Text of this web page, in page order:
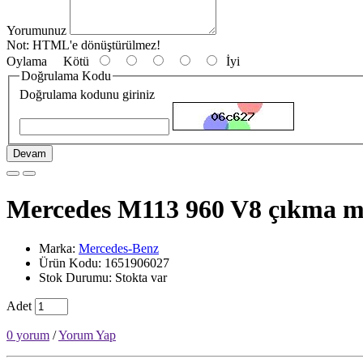
Yorumunuz
Not: HTML'e dönüştürülmez!
Oylama Kötü
İyi
Doğrulama Kodu
Doğrulama kodunu giriniz
Devam
Mercedes M113 960 V8 çıkma
Marka: Mercedes-Benz
Ürün Kodu: 1651906027
Stok Durumu: Stokta var
Adet
0 yorum /Yorum Yap